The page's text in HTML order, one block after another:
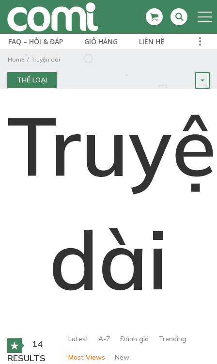
FAQ – HỎI & ĐÁP GIỎ HÀNG LIÊN HỆ
Home Truyện dài
THỂ LOẠI
dài
14
RESULTS
Latest A-Z Đánh giá Trending
Most Views New